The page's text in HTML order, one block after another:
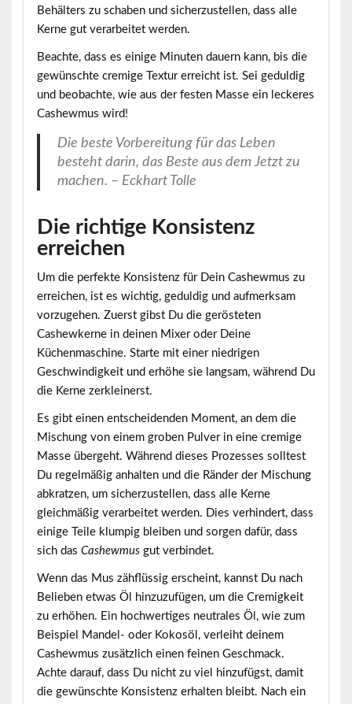
Behälters zu schaben und sicherzustellen, dass alle
Kerne gut verarbeitet werden.
Beachte, dass es einige Minuten dauern kann, bis die
gewünschte cremige Textur erreicht ist. Sei geduldig
und beobachte, wie aus der festen Masse ein leckeres
Cashewmus wird!
Die beste Vorbereitung für das Leben
besteht darin, das Beste aus dem Jetzt zu
machen. – Eckhart Tolle
Die richtige Konsistenz
erreichen
Um die perfekte Konsistenz für Dein Cashewmus zu
erreichen, ist es wichtig, geduldig und aufmerksam
vorzugehen. Zuerst gibst Du die gerösteten
Cashewkerne in deinen Mixeroder Deine
Küchenmaschine. Starte mit einer niedrigen
Geschwindigkeit und erhöhe sie langsam, während Du
die Kerne zerkleinerst.
Es gibt einen entscheidenden Moment, an dem die
Mischung von einem groben Pulver in eine cremige
Masse übergeht. Während dieses Prozesses solltest
Du regelmäßig anhalten und die Ränder der Mischung
abkratzen, um sicherzustellen, dass alle Kerne
gleichmäßig verarbeitet werden. Dies verhindert, dass
einige Teile klumpig bleiben und sorgen dafür, dass
sich das Cashewmusgut verbindet.
Wenn das Mus zähflüssig erscheint, kannst Du nach
Belieben etwas Öl
hinzuzufügen, um die Cremigkeit
zu erhöhen. Ein hochwertiges neutrales Öl, wie zum
Beispiel Mandel- oder Kokosöl, verleiht deinem
Cashewmus zusätzlich einen feinen Geschmack.
Achte darauf, dass Du nicht zu viel hinzufügst, damit
die gewünschte Konsistenz erhalten bleibt. Nach ein